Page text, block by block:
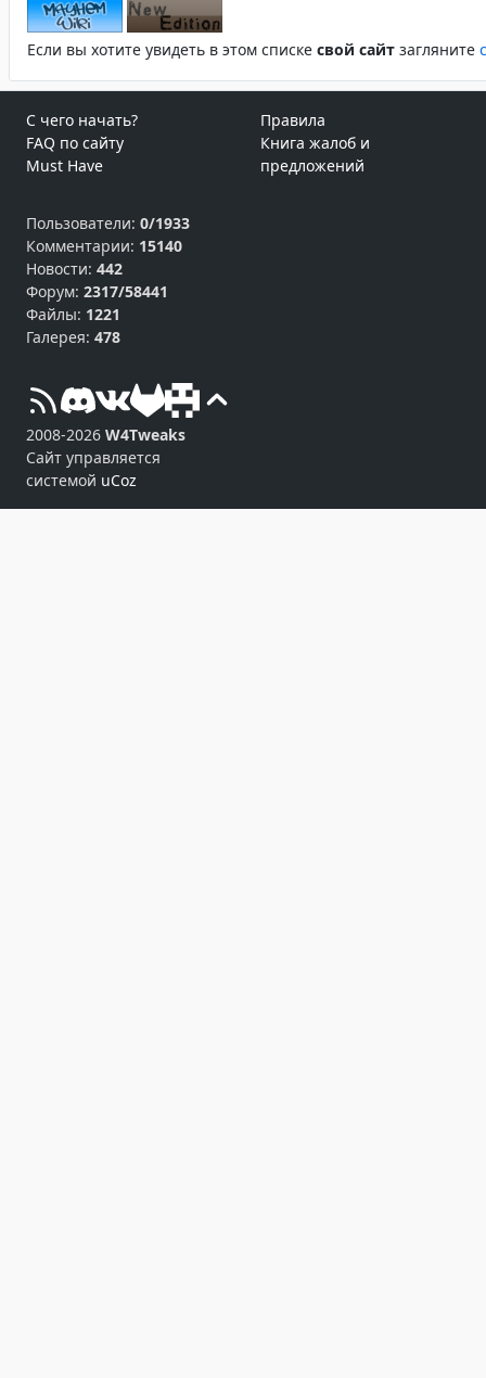
Если вы хотите увидеть в этом спиcке свой сайт загляните
С чего начать?
FAQ по сайту
Must Have
Правила
Книга жалоб и
предложений
Пользователи: 0/1933
Комментарии: 15140
Новости: 442
Форум: 2317/58441
Файлы: 1221
Галерея: 478
2008-2026 W4Tweaks
Сайт управляется
системой uCoz